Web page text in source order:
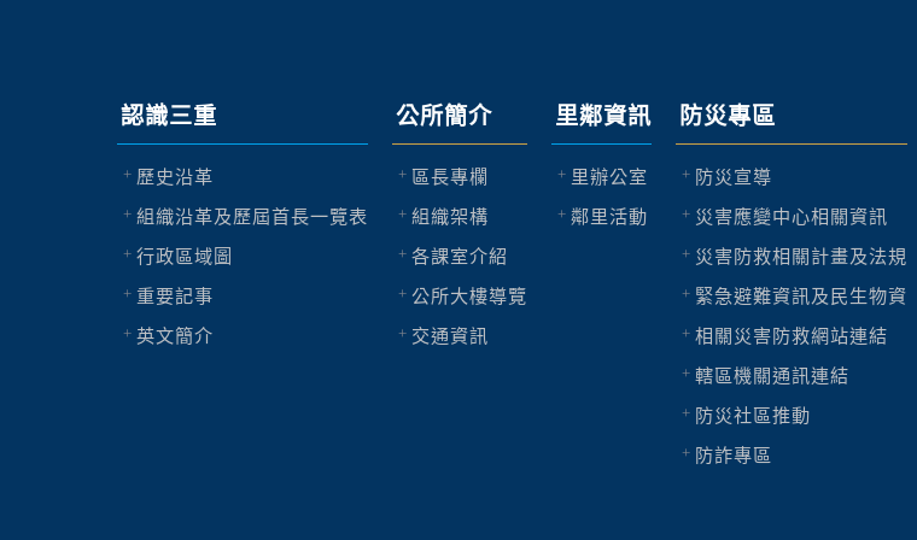
認識三重
歷史沿革
組織沿革及歷屆首長一覽表
行政區域圖
重要記事
英文簡介
公所簡介
區長專欄
組織架構
各課室介紹
公所大樓導覽
交通資訊
里鄰資訊
里辦公室
鄰里活動
防災專區
防災宣導
災害應變中心相關資訊
災害防救相關計畫及法規
緊急避難資訊及民生物資
相關災害防救網站連結
轄區機關通訊連結
防災社區推動
防詐專區